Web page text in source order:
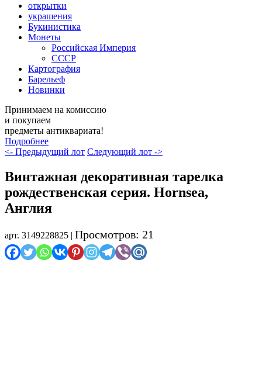
открытки
украшения
Букинистика
Монеты
Российская Империя
СССР
Картография
Барельеф
Новинки
Принимаем на комиссию
и покупаем
предметы антиквариата!
Подробнее
<- Предыдущий лот Следующий лот ->
Винтажная декоративная тарелка
рождественская серия. Hornsea,
Англия
арт. 3149228825 | Просмотров: 21